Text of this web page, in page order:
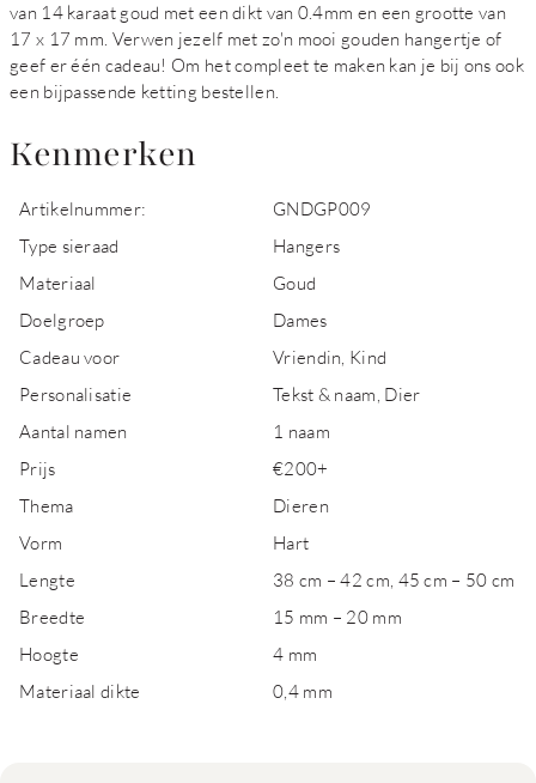
van 14 karaat goud met een dikt van 0.4mm en een grootte van
17 x 17 mm. Verwen jezelf met zo'n mooi gouden hangertje of
geef er één cadeau! Om het compleet te maken kan je bij ons ook
een bijpassende ketting bestellen.
Kenmerken
Artikelnummer:
GNDGP009
Type sieraad
Hangers
Materiaal
Goud
Doelgroep
Dames
Cadeau voor
Vriendin, Kind
Personalisatie
Tekst & naam, Dier
Aantal namen
1 naam
Prijs
€200+
Thema
Dieren
Vorm
Hart
Lengte
38 cm – 42 cm, 45 cm – 50 cm
Breedte
15 mm – 20 mm
Hoogte
4 mm
Materiaal dikte
0,4 mm